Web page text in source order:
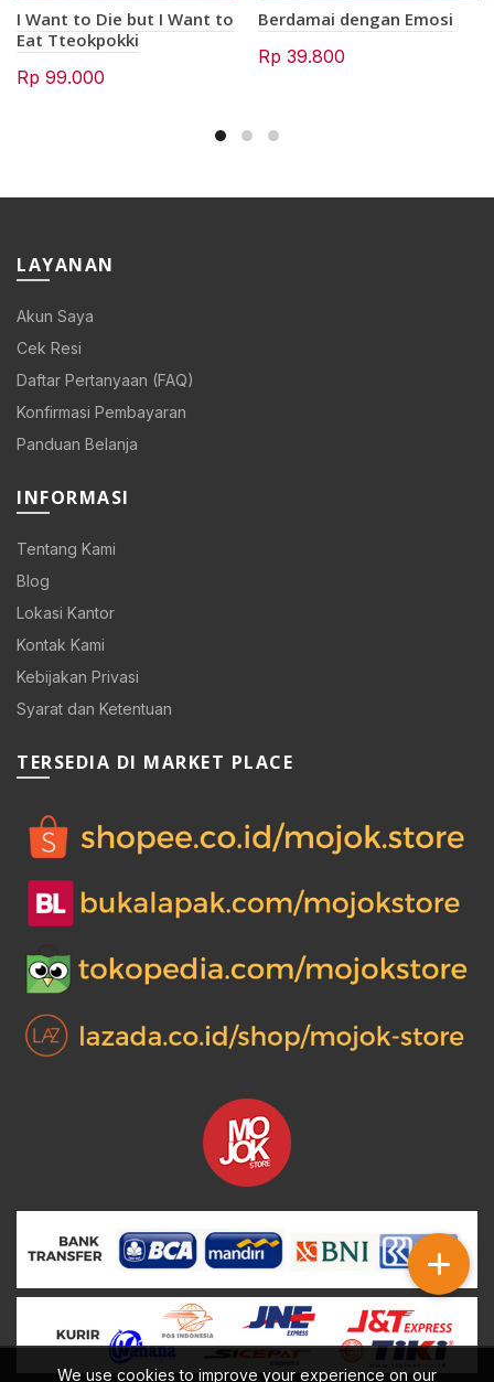
I Want to Die but I Want to
Eat Tteokpokki
Rp 99.000
Berdamai dengan Emosi
Rp 39.800
LAYANAN
Akun Saya
Cek Resi
Daftar Pertanyaan (FAQ)
Konfirmasi Pembayaran
Panduan Belanja
INFORMASI
Tentang Kami
Blog
Lokasi Kantor
Kontak Kami
Kebijakan Privasi
Syarat dan Ketentuan
TERSEDIA DI MARKET PLACE
We use cookies to improve your experience on our